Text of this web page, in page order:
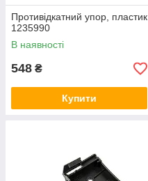
Противідкатний упор, пластик
1235990
В наявності
548 ₴
Купити